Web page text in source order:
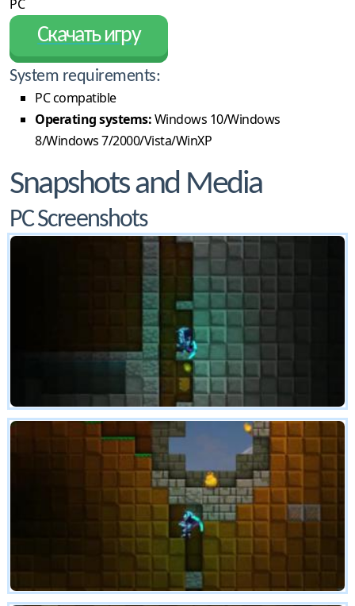
PC
Скачать игру
System requirements:
PC compatible
Operating systems:Windows 10/Windows
8/Windows 7/2000/Vista/WinXP
Snapshots and Media
PC Screenshots